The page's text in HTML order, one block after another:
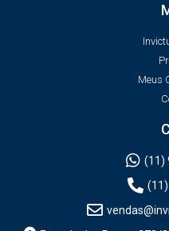
Meus
(11)